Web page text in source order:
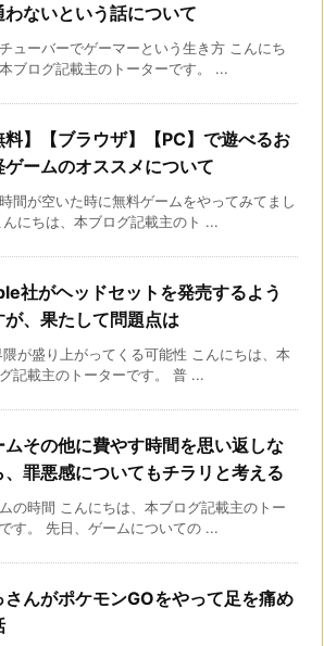
わないという話について
ューバーでゲーマーという生き方 こんにち
ブログ記載主のトーターです。 ...
料】【ブラウザ】【PC】で遊べるお
ゲームのオススメについて
間が空いた時に無料ゲームをやってみてまし
んにちは、本ブログ記載主のト ...
社がヘッドセットを発売するよう
が、果たして問題点は
隈が盛り上がってくる可能性 こんにちは、本
記載主のトーターです。 普 ...
ムその他に費やす時間を思い返しな
、罪悪感についてもチラリと考える
の時間 こんにちは、本ブログ記載主のトー
す。 先日、ゲームについての ...
さんがポケモンGOをやって足を痛め